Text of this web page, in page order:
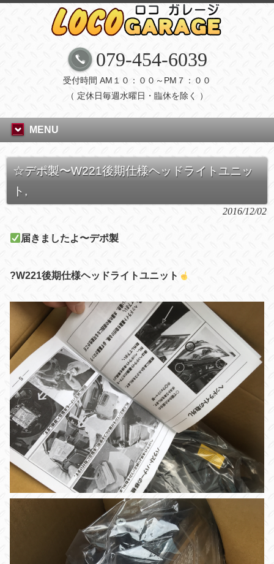
079-454-6039
受付時間 AM１０：００～PM７：００
（ 定休日毎週水曜日・臨休を除く ）
MENU
☆デポ製〜W221後期仕様ヘッドライトユニッ
ト,
2016/12/02
届きましたよ〜デポ製
?W221後期仕様ヘッドライトユニット